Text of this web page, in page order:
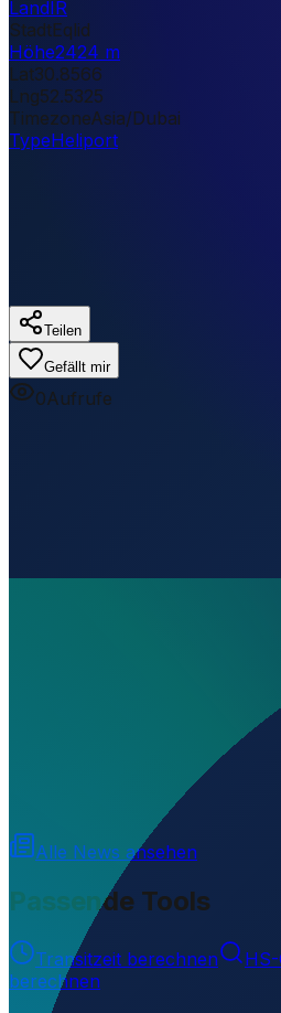
LandIR
StadtEqlid
Höhe2424 m
Lat30.8566
Lng52.5325
TimezoneAsia/Dubai
TypeHeliport
Teilen
Gefällt mir
0Aufrufe
Wo liegt Eqlid Red Crescent
Auf welcher Höhe liegt Eqlid
52.53252
m ü. NN
Alle News ansehen
Passende Tools
Transitzeit berechnen
berechnen